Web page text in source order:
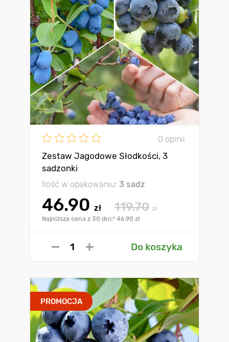
0 opinii
Zestaw Jagodowe Słodkości, 3
sadzonki
Ilość w opakowaniu: 3 sadz
46.90 zł 119.70 zł
Najniższa cena z 30 dni:* 46.90 zł
Do koszyka
PROMOCJA